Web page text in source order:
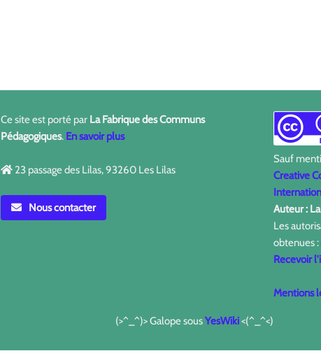
Ce site est porté par La Fabrique des Communs
Pédagogiques. En savoir plus
23 passage des Lilas, 93260 Les Lilas
Nous contacter
Sauf
Creative
Auteur :
Les
obtenues
Recevoir
Mentions
(>^_^)> Galope sousYesWiki<(^_^<)